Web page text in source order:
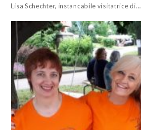
Lisa Schechter, instancabile visitatrice di…